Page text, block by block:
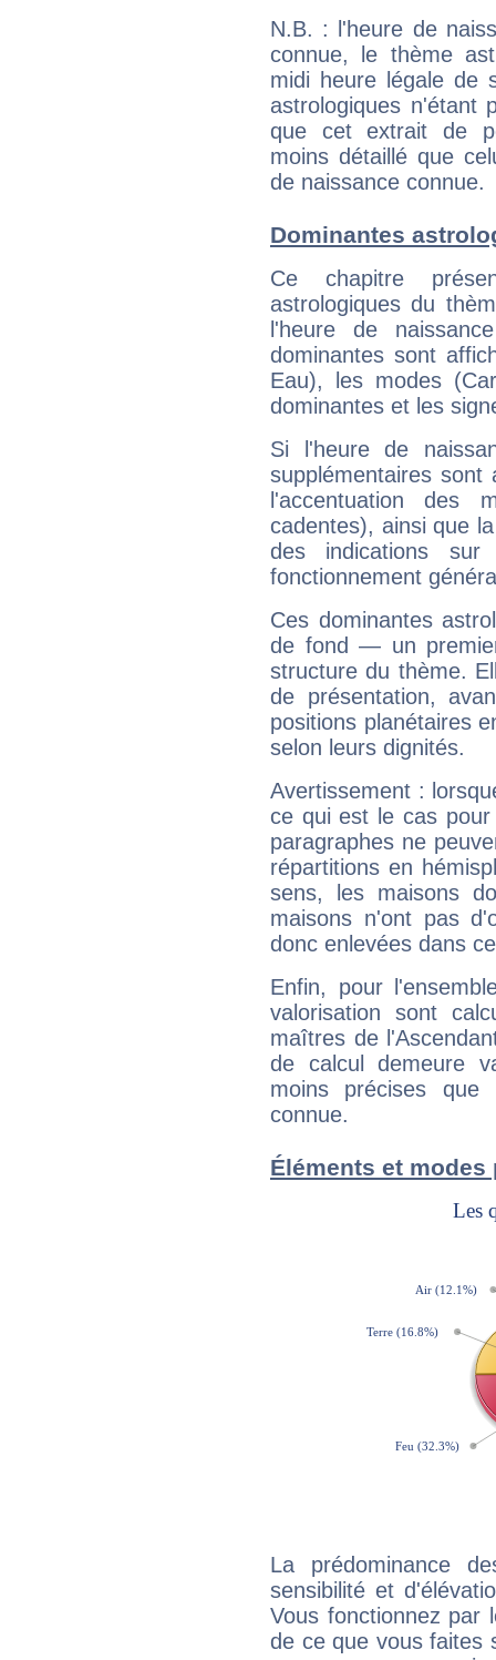
N.B. : l'heure de
connue, le thème
midi heure légale de
astrologiques n'étant
que cet extrait de
moins détaillé que
de naissance connue.
Dominantes
Ce chapitre
astrologiques du
l'heure de
dominantes sont
Eau), les modes
dominantes et les
Si l'heure de
supplémentaires sont
l'accentuation des
cadentes), ainsi que
des indications sur
fonctionnement
Ces dominantes
de fond — un
structure du thème.
de présentation,
positions planétaires
selon leurs dignités.
Avertissement :
ce qui est le cas
paragraphes ne
répartitions en
sens, les maisons
maisons n'ont pas
donc enlevées dans
Enfin, pour
valorisation sont
maîtres de
de calcul demeure
moins précises que
connue.
Éléments et
La prédominance
sensibilité et
Vous fonctionnez
de ce que vous faites